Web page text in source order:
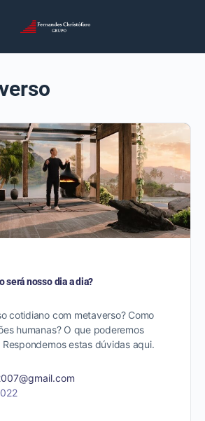
será nosso dia a dia?
cotidiano com metaverso? Como
humanas? O que poderemos
estas dúvidas aqui.